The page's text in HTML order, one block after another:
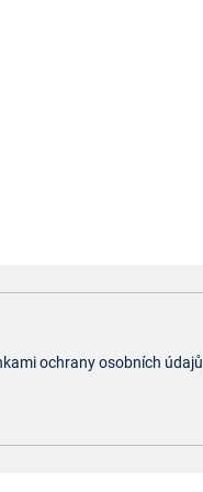
ochrany osobních údajů